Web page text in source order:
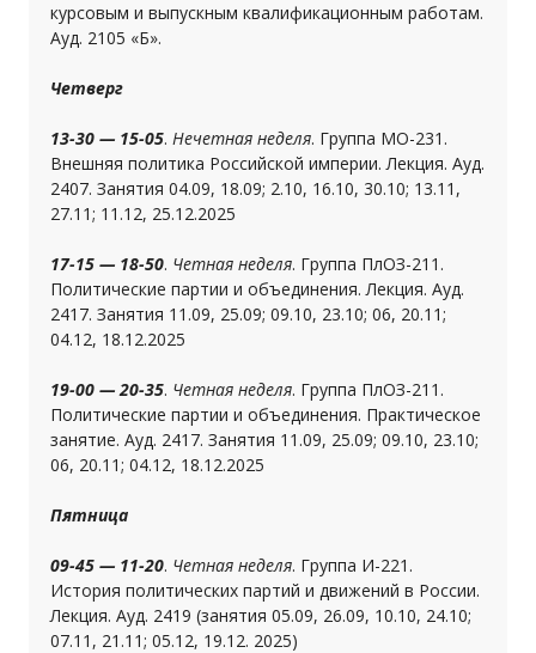
курсовым и выпускным квалификационным работам.
Ауд. 2105 «Б».
Четверг
13-30 — 15-05. Нечетная неделя. Группа МО-231.
Внешняя политика Российской империи. Лекция. Ауд.
2407. Занятия 04.09, 18.09; 2.10, 16.10, 30.10; 13.11,
27.11; 11.12, 25.12.2025
17-15 — 18-50. Четная неделя. Группа ПлОЗ-211.
Политические партии и объединения. Лекция. Ауд.
2417. Занятия 11.09, 25.09; 09.10, 23.10; 06, 20.11;
04.12, 18.12.2025
19-00 — 20-35. Четная неделя. Группа ПлОЗ-211.
Политические партии и объединения. Практическое
занятие. Ауд. 2417. Занятия 11.09, 25.09; 09.10, 23.10;
06, 20.11; 04.12, 18.12.2025
Пятница
09-45 — 11-20. Четная неделя. Группа И-221.
История политических партий и движений в России.
Лекция. Ауд. 2419 (занятия 05.09, 26.09, 10.10, 24.10;
07.11, 21.11; 05.12, 19.12. 2025)